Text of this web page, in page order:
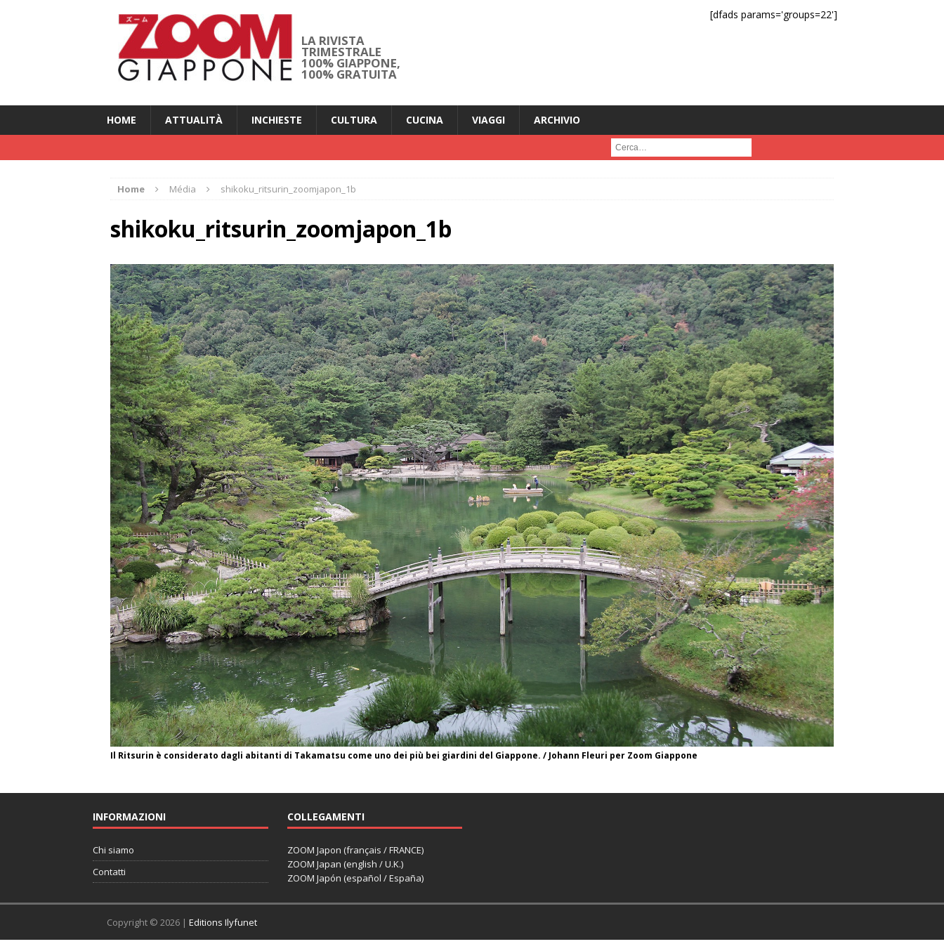
LA RIVISTA
TRIMESTRALE
100% GIAPPONE,
100% GRATUITA
[dfads params='groups=22']
HOME ATTUALITÀ INCHIESTE CULTURA CUCINA VIAGGI
ARCHIVIO
Cerca :
Home Média shikoku_ritsurin_zoomjapon_1b
shikoku_ritsurin_zoomjapon_1b
Il Ritsurin è considerato dagli abitanti di Takamatsu come uno dei più bei giardini del Giappone. / Johann Fleuri per Zoom Giappone
INFORMAZIONI
Chi siamo
Contatti
COLLEGAMENTI
ZOOM Japon (français / FRANCE)
ZOOM Japan (english / U.K.)
ZOOM Japón (español / España)
Copyright © 2026 | Editions Ilyfunet